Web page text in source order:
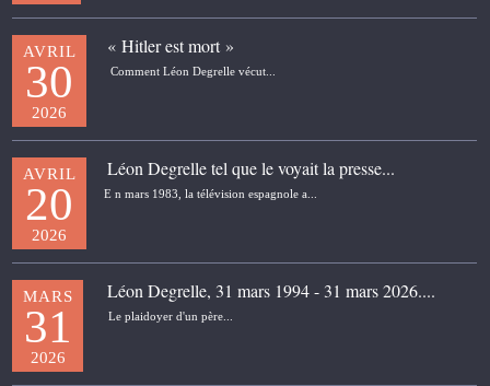
AVRIL
30
2026
« Hitler est mort »
Comment Léon Degrelle vécut...
AVRIL
20
2026
Léon Degrelle tel que le voyait la presse...
E n mars 1983, la télévision espagnole a...
MARS
31
2026
Léon Degrelle, 31 mars 1994 - 31 mars 2026....
Le plaidoyer d'un père...